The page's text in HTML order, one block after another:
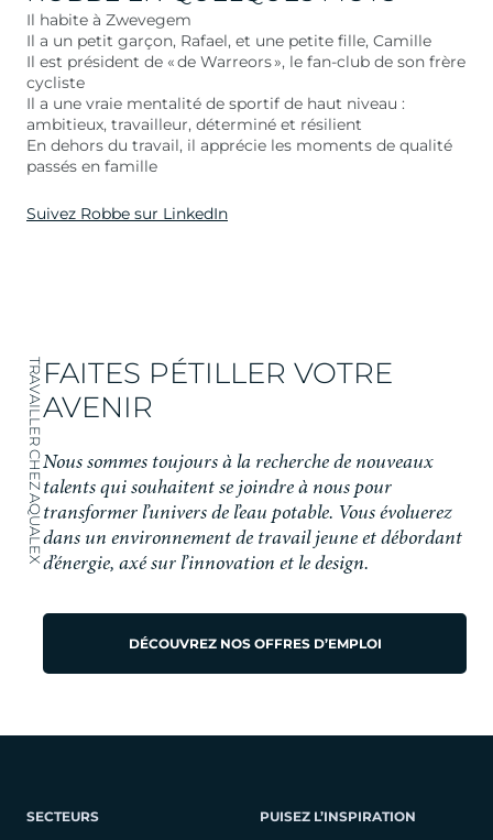
Il habite à Zwevegem
Il a un petit garçon, Rafael, et une petite fille, Camille
Il est président de « de Warreors », le fan-club de son frère
cycliste
Il a une vraie mentalité de sportif de haut niveau :
ambitieux, travailleur, déterminé et résilient
En dehors du travail, il apprécie les moments de qualité
passés en famille
Suivez Robbe sur LinkedIn
TRAVAILLER CHEZ AQUALEXFAITES PÉTILLER VOTRE
AVENIR
Nous sommes toujours à la recherche de nouveaux
talents qui souhaitent se joindre à nous pour
transformer l’univers de l’eau potable. Vous évoluerez
dans un environnement de travail jeune et débordant
d’énergie, axé sur l’innovation et le design.
DÉCOUVREZ NOS OFFRES D’EMPLOI
SECTEURS PUISEZ L’INSPIRATION